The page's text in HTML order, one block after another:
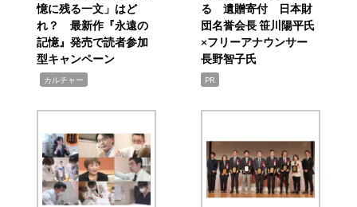
憶に残る一文」はど
れ？ 最新作『永遠の
記憶』発売で読者参加
型キャンペーン
カルチャー
る 遺贈寄付 日本財
団名誉会長 笹川陽平氏
×フリーアナウンサー
長野智子氏
PR